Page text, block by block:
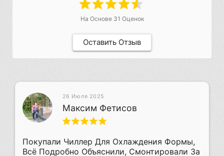
На Основе 31 Оценок
Оставить Отзыв
26 Июля 2025
Максим Фетисов
Покупали Чиллер Для Охлаждения Формы,
Всё Подробно Объяснили, Смонтировали За